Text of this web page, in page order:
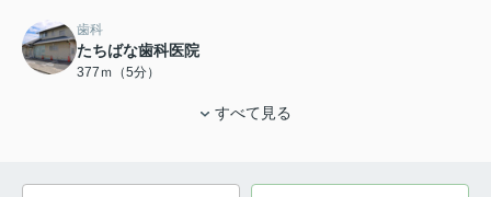
歯科
たちばな歯科医院
377ｍ（5分）
すべて見る